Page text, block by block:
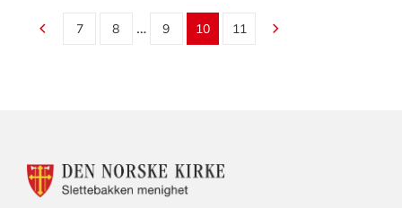
7 8 … 9 10 11
KONTAKTINFORMASJON